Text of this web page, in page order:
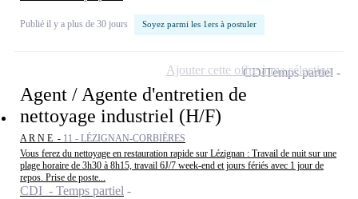
Publié il y a plus de 30 jours Soyez parmi les 1ers à postuler
Agent / Agente d'entretien de
nettoyage industriel (H/F)
A R N E - 11 - LÉZIGNAN-CORBIÈRES
Vous ferez du nettoyage en restauration rapide sur Lézignan : Travail de nuit sur une
plage horaire de 3h30 à 8h15, travail 6J/7 week-end et jours fériés avec 1 jour de
repos. Prise de poste...
CDI - Temps partiel
CDITemps partiel
Ajouter cette offre à ma sélection